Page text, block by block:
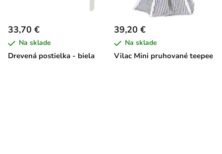
Drevená postielka - biela
33,70 €
Na sklade
Vilac Mini pruhované teepee
39,20 €
Na sklade